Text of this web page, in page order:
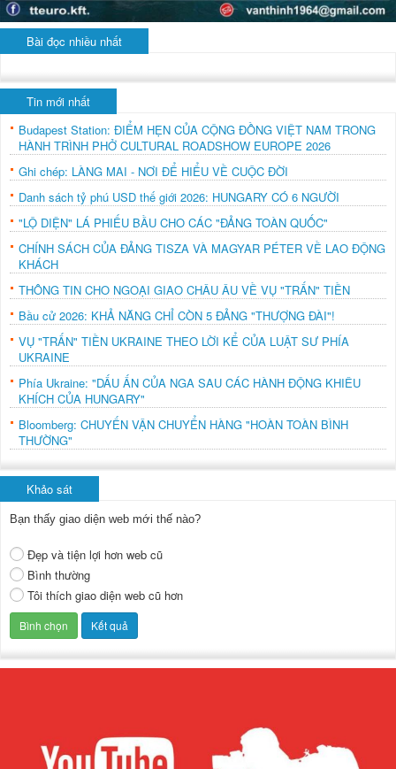
Bài đọc nhiều nhất
Tin mới nhất
Budapest Station: ĐIỂM HẸN CỦA CỘNG ĐỒNG VIỆT NAM TRONG
HÀNH TRÌNH PHỞ CULTURAL ROADSHOW EUROPE 2026
Ghi chép: LÀNG MAI - NƠI ĐỂ HIỂU VỀ CUỘC ĐỜI
Danh sách tỷ phú USD thế giới 2026: HUNGARY CÓ 6 NGƯỜI
"LỘ DIỆN" LÁ PHIẾU BẦU CHO CÁC "ĐẢNG TOÀN QUỐC"
CHÍNH SÁCH CỦA ĐẢNG TISZA VÀ MAGYAR PÉTER VỀ LAO ĐỘNG
KHÁCH
THÔNG TIN CHO NGOẠI GIAO CHÂU ÂU VỀ VỤ "TRẤN" TIỀN
Bầu cử 2026: KHẢ NĂNG CHỈ CÒN 5 ĐẢNG "THƯỢNG ĐÀI"!
VỤ "TRẤN" TIỀN UKRAINE THEO LỜI KỂ CỦA LUẬT SƯ PHÍA
UKRAINE
Phía Ukraine: "DẤU ẤN CỦA NGA SAU CÁC HÀNH ĐỘNG KHIÊU
KHÍCH CỦA HUNGARY"
Bloomberg: CHUYẾN VẬN CHUYỂN HÀNG "HOÀN TOÀN BÌNH
THƯỜNG"
Khảo sát
Bạn thấy giao diện web mới thế nào?
Đẹp và tiện lợi hơn web cũ
Bình thường
Tôi thích giao diện web cũ hơn